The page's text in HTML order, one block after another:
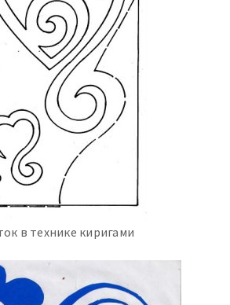
в технике киригами